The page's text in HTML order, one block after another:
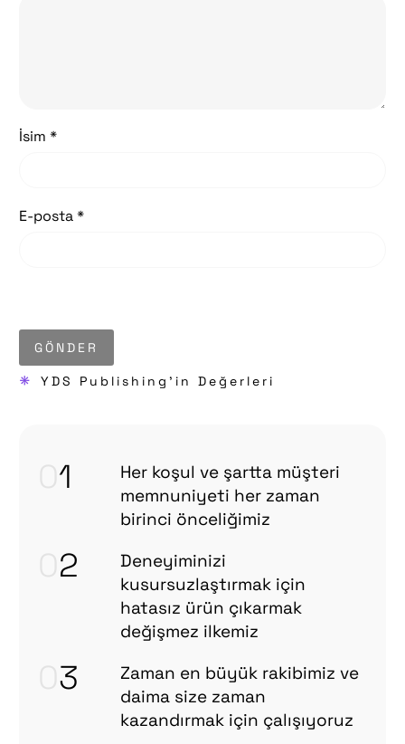
İsim *
E-posta *
GÖNDER
* YDS Publishing'in Değerleri
1
Her koşul ve şartta müşteri
memnuniyeti her zaman
birinci önceliğimiz
2
Deneyiminizi
kusursuzlaştırmak için
hatasız ürün çıkarmak
değişmez ilkemiz
3
Zaman en büyük rakibimiz ve
daima size zaman
kazandırmak için çalışıyoruz